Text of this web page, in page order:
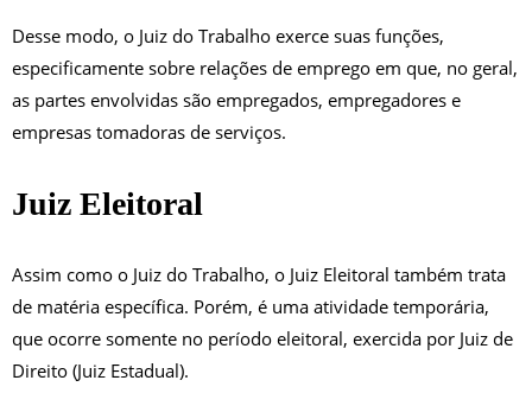
Desse modo, o Juiz do Trabalho exerce suas funções,
especificamente sobre relações de emprego em que, no geral,
as partes envolvidas são empregados, empregadores e
empresas tomadoras de serviços.
Juiz Eleitoral
Assim como o Juiz do Trabalho, o Juiz Eleitoral também trata
de matéria específica. Porém, é uma atividade temporária,
que ocorre somente no período eleitoral, exercida por Juiz de
Direito (Juiz Estadual).